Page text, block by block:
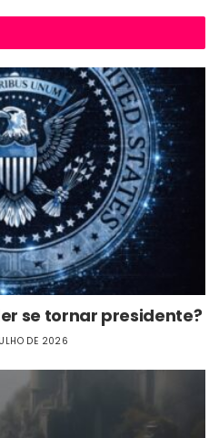
se tornar presidente?
DE 2026